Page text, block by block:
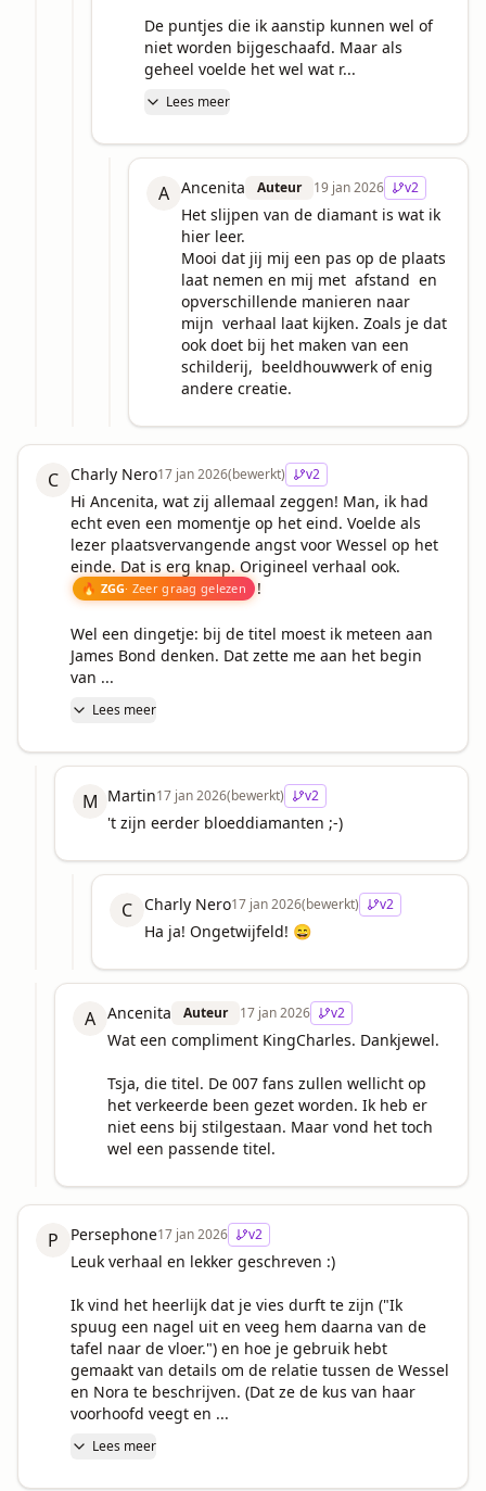
De puntjes die ik aanstip kunnen wel of
niet worden bijgeschaafd. Maar als
geheel voelde het wel wat r...
Lees meer
A Ancenita Auteur 19 jan 2026 v2
Het slijpen van de diamant is wat ik
hier leer.
Mooi dat jij mij een pas op de plaats
laat nemen en mij met  afstand  en
opverschillende manieren naar
mijn  verhaal laat kijken. Zoals je dat
ook doet bij het maken van een
schilderij,  beeldhouwwerk of enig
andere creatie.
C Charly Nero17 jan 2026(bewerkt) v2
Hi Ancenita, wat zij allemaal zeggen! Man, ik had
echt even een momentje op het eind. Voelde als
lezer plaatsvervangende angst voor Wessel op het
einde. Dat is erg knap. Origineel verhaal ook.
🔥 ZGG· Zeer graag gelezen !
Wel een dingetje: bij de titel moest ik meteen aan
James Bond denken. Dat zette me aan het begin
van ...
Lees meer
M Martin17 jan 2026(bewerkt) v2
't zijn eerder bloeddiamanten ;-)
C Charly Nero17 jan 2026(bewerkt) v2
Ha ja! Ongetwijfeld! 😄
A Ancenita Auteur 17 jan 2026 v2
Wat een compliment KingCharles. Dankjewel.
Tsja, die titel. De 007 fans zullen wellicht op
het verkeerde been gezet worden. Ik heb er
niet eens bij stilgestaan. Maar vond het toch
wel een passende titel.
P Persephone17 jan 2026 v2
Leuk verhaal en lekker geschreven :)
Ik vind het heerlijk dat je vies durft te zijn ("Ik
spuug een nagel uit en veeg hem daarna van de
tafel naar de vloer.") en hoe je gebruik hebt
gemaakt van details om de relatie tussen de Wessel
en Nora te beschrijven. (Dat ze de kus van haar
voorhoofd veegt en ...
Lees meer